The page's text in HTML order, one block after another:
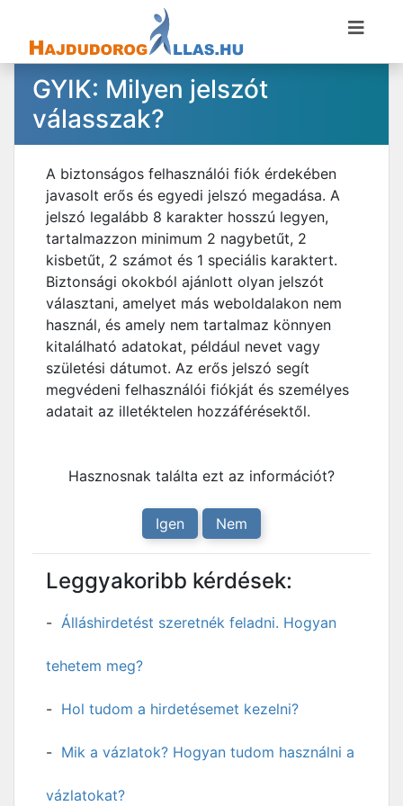
GYIK: Milyen jelszót
válasszak?
A biztonságos felhasználói fiók érdekében
javasolt erős és egyedi jelszó megadása. A
jelszó legalább 8 karakter hosszú legyen,
tartalmazzon minimum 2 nagybetűt, 2
kisbetűt, 2 számot és 1 speciális karaktert.
Biztonsági okokból ajánlott olyan jelszót
választani, amelyet más weboldalakon nem
használ, és amely nem tartalmaz könnyen
kitalálható adatokat, például nevet vagy
születési dátumot. Az erős jelszó segít
megvédeni felhasználói fiókját és személyes
adatait az illetéktelen hozzáférésektől.
Hasznosnak találta ezt az információt?
Igen Nem
Leggyakoribb kérdések:
Álláshirdetést szeretnék feladni. Hogyan
tehetem meg?
Hol tudom a hirdetésemet kezelni?
Mik a vázlatok? Hogyan tudom használni a
vázlatokat?